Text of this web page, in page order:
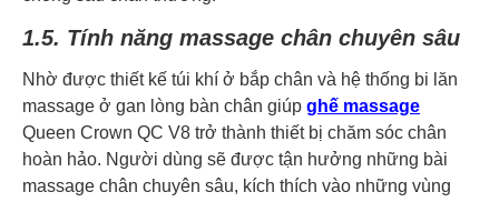
1.5. Tính năng massage chân chuyên sâu
Nhờ được thiết kế túi khí ở bắp chân và hệ thống bi lăn
massage ở gan lòng bàn chân giúp ghế massage
Queen Crown QC V8 trở thành thiết bị chăm sóc chân
hoàn hảo. Người dùng sẽ được tận hưởng những bài
massage chân chuyên sâu, kích thích vào những vùng